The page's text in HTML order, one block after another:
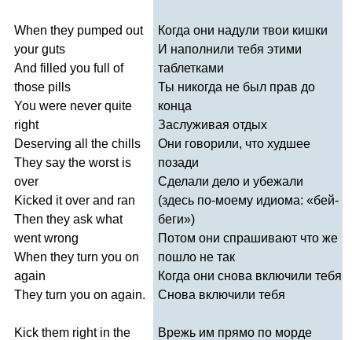
When they pumped out
your guts
And filled you full
of
those pills
You were never quite
right
Deserving all the chills
They say the worst is
over
Kicked it over and ran
Then they ask what
went wrong
When they turn you on
again
They turn you on again.
Kick them right in the
Когда они надули твои кишки
И наполнили тебя этими
таблетками
Ты никогда не был прав до
конца
Заслуживая отдых
Они говорили, что худшее
позади
Сделали дело и убежали
(здесь по-моему идиома: «бей-
беги»)
Потом они спрашивают что же
пошло не так
Когда они снова включили тебя
Снова включили тебя
Врежь им прямо по морде